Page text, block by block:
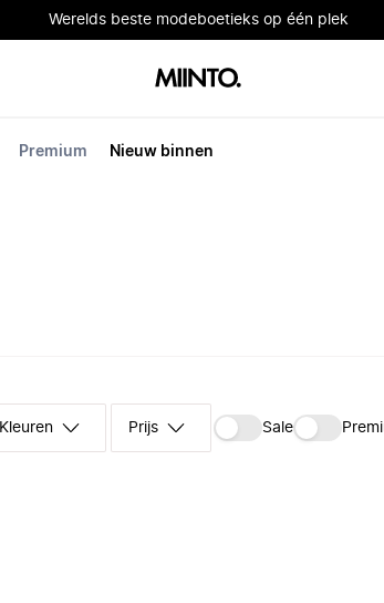
Werelds beste modeboetieks op één plek
Premium Nieuw binnen
Kleuren Prijs Sale